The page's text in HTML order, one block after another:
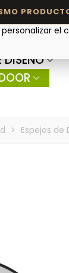
DISEÑO
> Espejos de
el